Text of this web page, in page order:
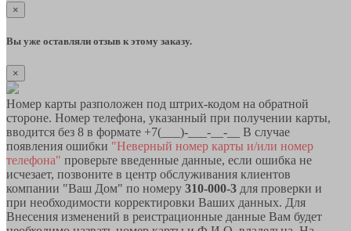
×
Вы уже оставляли отзыв к этому заказу.
×
Номер карты разположен под штрих-кодом на обратной
стороне. Номер телефона, указанный при получении карты,
вводится без 8 в формате +7(___)-___-__-__ В случае
появления ошибки "Неверный номер карты и/или номер
телефона" проверьте введенные данные, если ошибка не
исчезает, позвоните в центр обслуживания клиентов
компании "Ваш Дом" по номеру 310-000-3 для проверки и
при необходимости корректировки Ваших данных. Для
Внесения изменений в реистрационные данные Вам будет